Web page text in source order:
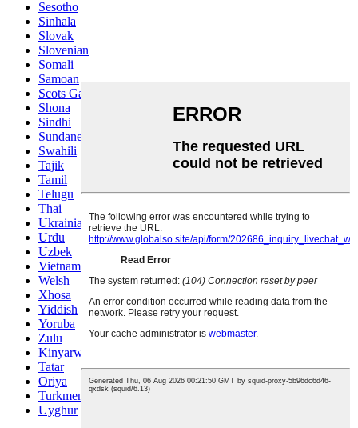
Sesotho
Sinhala
Slovak
Slovenian
Somali
Samoan
Scots Gaelic
Shona
Sindhi
Sundanese
Swahili
Tajik
Tamil
Telugu
Thai
Ukrainian
Urdu
Uzbek
Vietnamese
Welsh
Xhosa
Yiddish
Yoruba
Zulu
Kinyarwanda
Tatar
Oriya
Turkmen
Uyghur